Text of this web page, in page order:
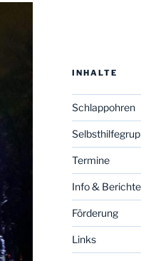
INHALTE
Schlappohren
Termine
Info & Berichte
Förderung
Links